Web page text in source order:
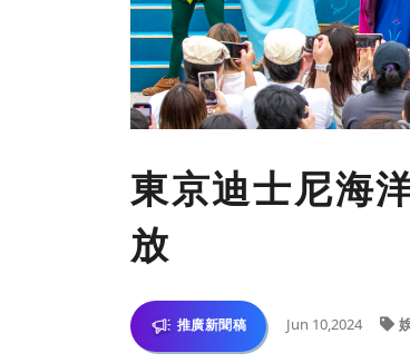
東京迪士尼海
放
推廣新聞稿 Jun 10,2024